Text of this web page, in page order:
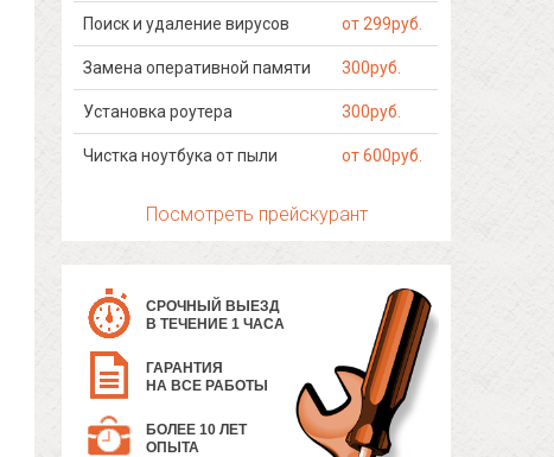
Поиск и удаление вирусов от 299руб.
Замена оперативной памяти 300руб.
Установка роутера 300руб.
Чистка ноутбука от пыли от 600руб.
Посмотреть прейскурант
СРОЧНЫЙ ВЫЕЗД
В ТЕЧЕНИЕ 1 ЧАСА
ГАРАНТИЯ
НА ВСЕ РАБОТЫ
БОЛЕЕ 10 ЛЕТ
ОПЫТА